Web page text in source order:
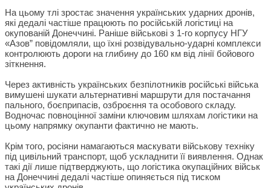
На цьому тлі зростає значення українських ударних дронів,
які дедалі частіше працюють по російській логістиці на
окупованій Донеччині. Раніше військові з 1-го корпусу НГУ
«Азов” повідомляли, що їхні розвідувально-ударні комплекси
контролюють дороги на глибину до 160 км від лінії бойового
зіткнення.
Через активність українських безпілотників російські війська
вимушені шукати альтернативні маршрути для постачання
пального, боєприпасів, озброєння та особового складу.
Водночас повноцінної заміни ключовим шляхам логістики на
цьому напрямку окупанти фактично не мають.
Крім того, росіяни намагаються маскувати військову техніку
під цивільний транспорт, щоб ускладнити її виявлення. Однак
такі дії лише підтверджують, що логістика окупаційних військ
на Донеччині дедалі частіше опиняється під тиском